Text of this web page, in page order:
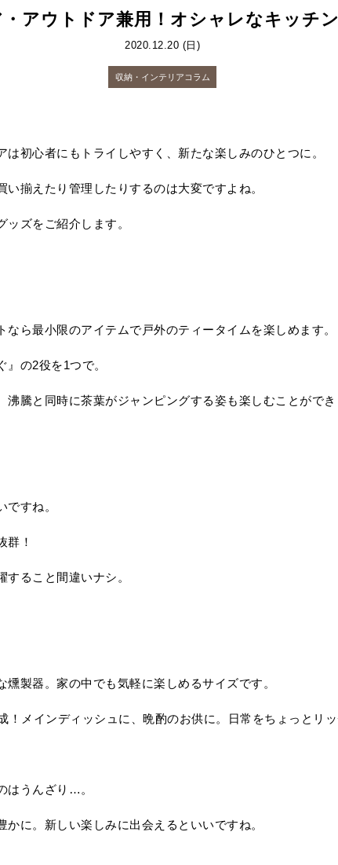
・アウトドア兼用！オシャレなキッチ
2020.12.20 (日)
収納・インテリアコラム
初心者にもトライしやすく、新たな楽しみのひとつに。
揃えたり管理したりするのは大変ですよね。
ズをご紹介します。
ら最小限のアイテムで戸外のティータイムを楽しめます。
の2役を1つで。
騰と同時に茶葉がジャンピングする姿も楽しむことがで
すね。
群！
ること間違いナシ。
製器。家の中でも気軽に楽しめるサイズです。
メインディッシュに、晩酌のお供に。日常をちょっとリ
はうんざり…。
に。新しい楽しみに出会えるといいですね。